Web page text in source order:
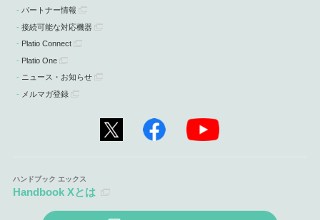
パートナー情報
接続可能な対応機器
Platio Connect
Platio One
ニュース・お知らせ
メルマガ登録
Handbook Xとは